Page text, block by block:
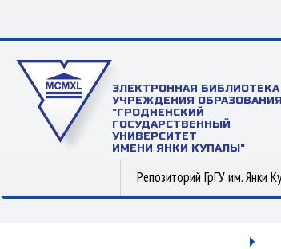
ЭЛЕКТРОННАЯ БИБЛИОТЕКА
УЧРЕЖДЕНИЯ ОБРАЗОВАНИЯ
"ГРОДНЕНСКИЙ
ГОСУДАРСТВЕННЫЙ
УНИВЕРСИТЕТ
ИМЕНИ ЯНКИ КУПАЛЫ"
Репозиторий ГрГУ им. Янки